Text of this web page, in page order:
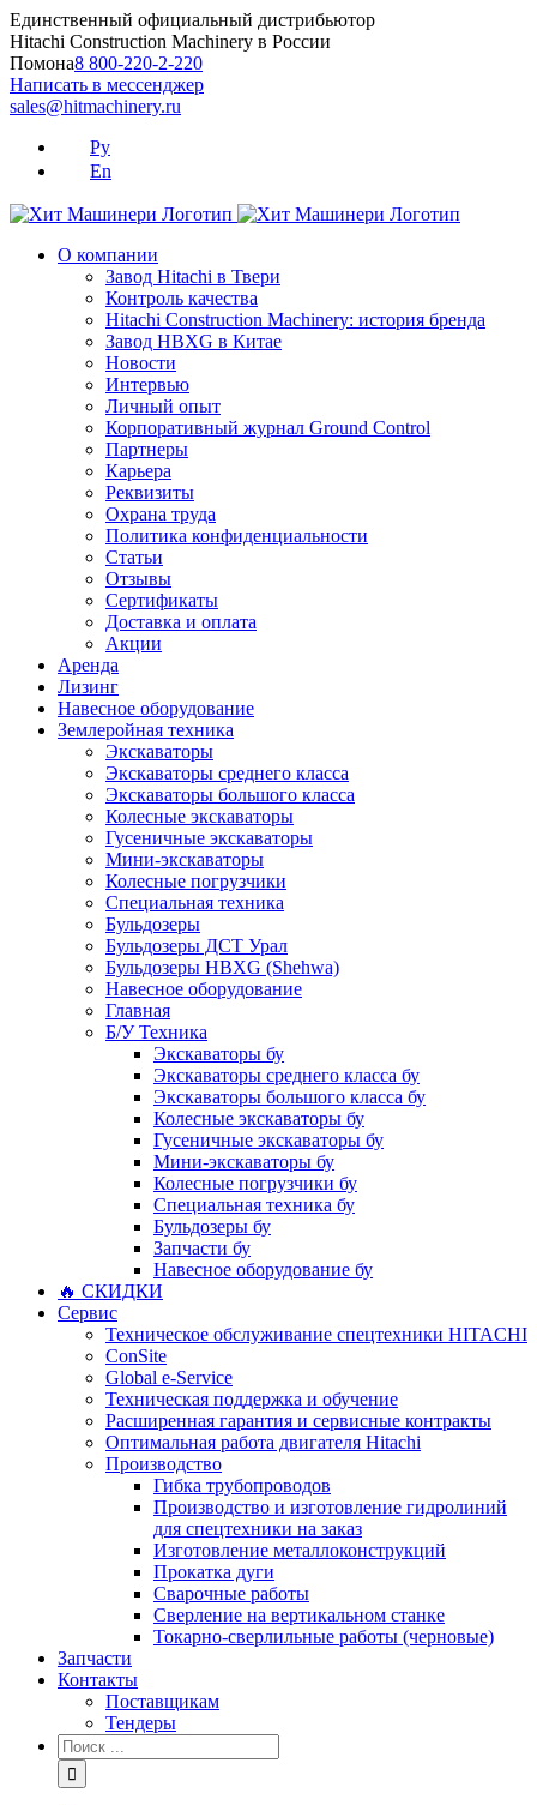
Skip
to
content
Единственный официальный дистрибьютор
Hitachi Construction Machinery в России
Помона8 800-220-2-220
Написать в мессенджер
sales@hitmachinery.ru
Ру
En
О компании
Завод Hitachi в Твери
Контроль качества
Hitachi Construction Machinery: история бренда
Завод HBXG в Китае
Новости
Интервью
Личный опыт
Корпоративный журнал Ground Control
Партнеры
Карьера
Реквизиты
Охрана труда
Политика конфиденциальности
Статьи
Отзывы
Сертификаты
Доставка и оплата
Акции
Аренда
Лизинг
Навесное оборудование
Землеройная техника
Экскаваторы
Экскаваторы среднего класса
Экскаваторы большого класса
Колесные экскаваторы
Гусеничные экскаваторы
Мини-экскаваторы
Колесные погрузчики
Специальная техника
Бульдозеры
Бульдозеры ДСТ Урал
Бульдозеры HBXG (Shehwa)
Навесное оборудование
Главная
Б/У Техника
Экскаваторы бу
Экскаваторы среднего класса бу
Экскаваторы большого класса бу
Колесные экскаваторы бу
Гусеничные экскаваторы бу
Мини-экскаваторы бу
Колесные погрузчики бу
Специальная техника бу
Бульдозеры бу
Запчасти бу
Навесное оборудование бу
🔥 СКИДКИ
Сервис
Техническое обслуживание спецтехники HITACHI
ConSite
Global e-Service
Техническая поддержка и обучение
Расширенная гарантия и сервисные контракты
Оптимальная работа двигателя Hitachi
Производство
Гибка трубопроводов
Производство и изготовление гидролиний
для спецтехники на заказ
Изготовление металлоконструкций
Прокатка дуги
Сварочные работы
Сверление на вертикальном станке
Токарно-сверлильные работы (черновые)
Запчасти
Контакты
Поставщикам
Тендеры
Результат
поиска: